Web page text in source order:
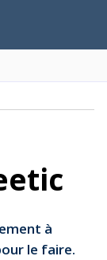
à
le faire.